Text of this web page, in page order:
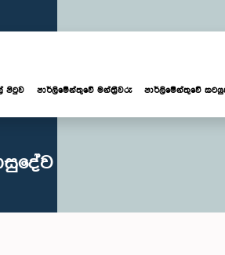
පිටුව පාර්ලි‌මේන්තුවේ මන්ත්‍රීවරු පාර්ලිමේන්තුවේ